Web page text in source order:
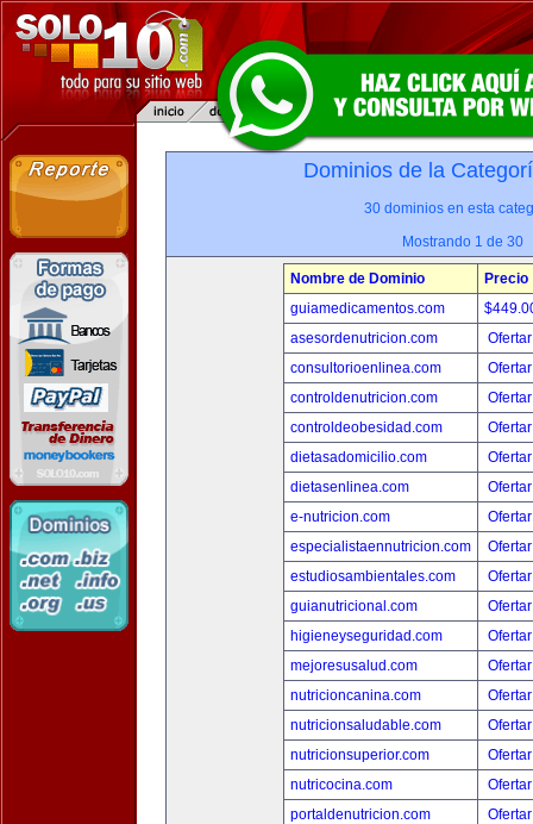
Dominios de la
30 dominios en esta
Mostrando 1 de 30
Nombre de Dominio
Precio
guiamedicamentos.com
asesordenutricion.com
consultorioenlinea.com
controldenutricion.com
controldeobesidad.com
dietasadomicilio.com
dietasenlinea.com
e-nutricion.com
especialistaennutricion.com
estudiosambientales.com
guianutricional.com
higieneyseguridad.com
mejoresusalud.com
nutricioncanina.com
nutricionsaludable.com
nutricionsuperior.com
nutricocina.com
portaldenutricion.com